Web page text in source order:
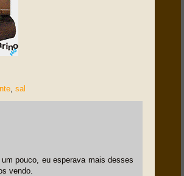
sal
pouco, eu esperava mais desses
vendo.